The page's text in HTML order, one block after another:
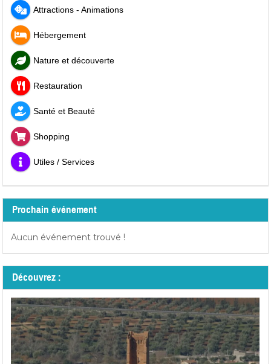
Attractions - Animations
Hébergement
Nature et découverte
Restauration
Santé et Beauté
Shopping
Utiles / Services
Prochain événement
Aucun événement trouvé !
Découvrez :